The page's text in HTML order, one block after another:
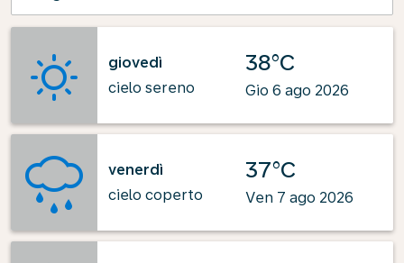
giovedì
cielo sereno
38°C
Gio 6 ago 2026
venerdì
cielo coperto
37°C
Ven 7 ago 2026